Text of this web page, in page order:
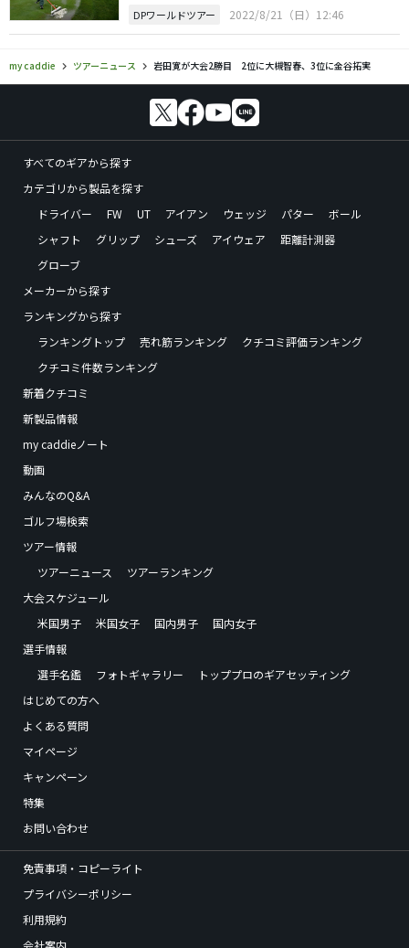
DPワールドツアー 2022/8/21（日）12:46
my caddie ツアーニュース 岩田寛が大会2勝目 2位に大槻智春、3位に金谷拓実
すべてのギアから探す
カテゴリから製品を探す
ドライバー
FW UT アイアン ウェッジ パター
ボール
シャフト
グリップ シューズ アイウェア
距離計測器
グローブ
メーカーから探す
ランキングから探す
ランキングトップ
売れ筋ランキング
クチコミ評価ランキング
クチコミ件数ランキング
新着クチコミ
新製品情報
my caddieノート
動画
みんなのQ&A
ゴルフ場検索
ツアー情報
ツアーニュース
ツアーランキング
大会スケジュール
米国男子
米国女子 国内男子
国内女子
選手情報
選手名鑑
フォトギャラリー
トッププロのギアセッティング
はじめての方へ
よくある質問
マイページ
キャンペーン
特集
お問い合わせ
免責事項・コピーライト
プライバシーポリシー
利用規約
会社案内